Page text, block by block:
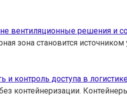
вентиляционные решения и
зона становится
и контроль доступа в
контейнеризации.